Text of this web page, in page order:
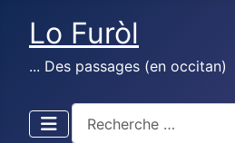
Lo Furòl
... Des passages (en occitan)